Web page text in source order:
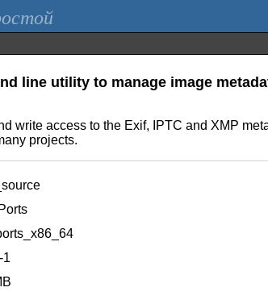
line utility to manage image
write access to the Exif, IPTC and XMP
projects.
1